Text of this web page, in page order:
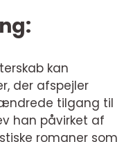
kan
der afspejler
tilgang til
han påvirket af
romaner som